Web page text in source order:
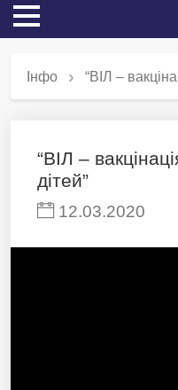
Інфо “ВІЛ –
“ВІЛ –
дітей”
12.03.2020